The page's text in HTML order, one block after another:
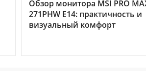
Обзор монитора MSI PRO
271PHW E14: практичность и
визуальный комфорт